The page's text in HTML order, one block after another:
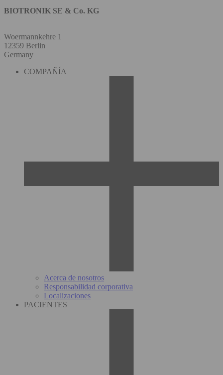
BIOTRONIK SE & Co. KG
Woermannkehre 1
12359 Berlin
Germany
COMPAÑÍA
Acerca de nosotros
Responsabilidad corporativa
Localizaciones
PACIENTES